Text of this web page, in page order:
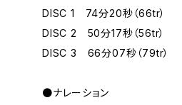
DISC 1 74分20秒（66tr）
DISC 2 50分17秒（56tr）
DISC 3 66分07秒（79tr）
●ナレーション